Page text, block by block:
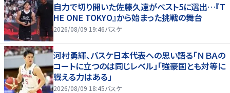
自力で切り開いた佐藤久遠がベスト5に選出…『T
HE ONE TOKYO』から始まった挑戦の舞台
2026/08/09 19:46バスケ
河村勇輝、バスケ日本代表への思い語る「ＮＢＡの
コートに立つのは同じレベル」「強豪国とも対等に
戦える力はある」
2026/08/09 18:45バスケ